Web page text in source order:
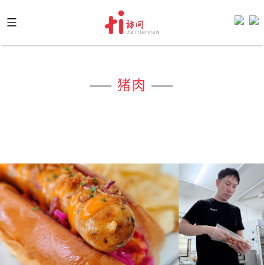
to
content
—— 猪肉 ——